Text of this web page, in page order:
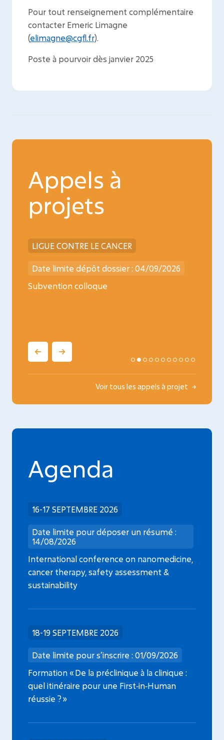
Pour tout renseignement complémentaire
contacter Emeric Limagne
(elimagne@cgfl.fr).
Poste à pourvoir dès janvier 2025
Appels à
projets
LIGUE CONTRE LE CANCER
Date limite dépôt dossier : 04/09/2026
Subvention colloque
Voir tous les appels à projet
Agenda
16-17 SEPTEMBRE 2026
Date limite pour déposer un résumé :
14/08/2026
International conference on nanomedicine,
cancer therapy, safety assessment &
sustainability
18-19 SEPTEMBRE 2026
Date limite pour s’inscrire : 01/09/2026
Formation « De la préclinique à la clinique :
quel itinéraire pour une First‑in‑Human
réussie ? »